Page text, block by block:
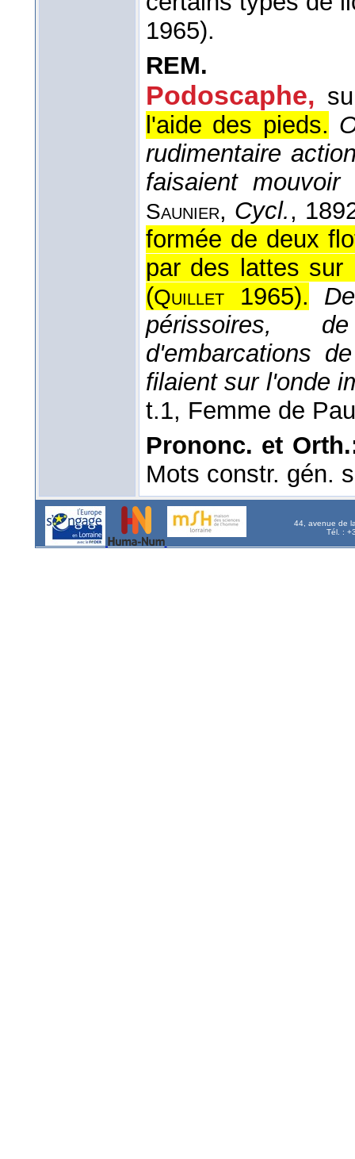
1965).
REM.
Podoscaphe,
l'aide des pieds.
rudimentaire
faisaient
Saunier, Cycl.,
formée de deux
par des lattes sur
(Quillet 1965).
périssoires,
d'embarcations
filaient sur l'onde
t.1, Femme de
Prononc. et
Mots constr. gén.
44, avenue de
Tél. :